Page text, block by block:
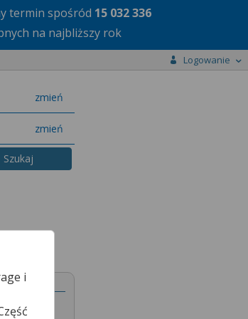
termin spośród 15 032 336
na najbliższy rok
Logowanie
zmień
miasto
zmień
specjalizację
i